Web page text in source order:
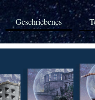
Geschriebenes